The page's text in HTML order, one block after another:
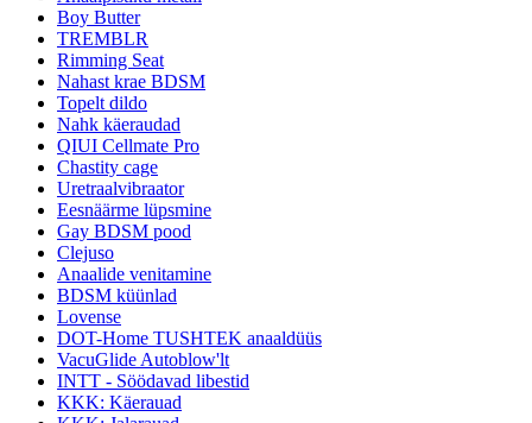
Boy Butter
TREMBLR
Rimming Seat
Nahast krae BDSM
Topelt dildo
Nahk käeraudad
QIUI Cellmate Pro
Chastity cage
Uretraalvibraator
Eesnäärme lüpsmine
Gay BDSM pood
Clejuso
Anaalide venitamine
BDSM küünlad
Lovense
DOT-Home TUSHTEK anaaldüüs
VacuGlide Autoblow'lt
INTT - Söödavad libestid
KKK: Käerauad